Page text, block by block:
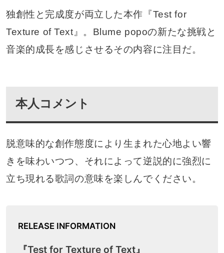
独創性と完成度が両立した本作『Test for
Texture of Text』。Blume popoの新たな挑戦と
音楽的成長を感じさせるその内容に注目だ。
本人コメント
脱意味的な創作態度により生まれた心地よい響
きを味わいつつ、それによって逆説的に強烈に
立ち現れる歌詞の意味を楽しんでください。
RELEASE INFORMATION
『Test for Texture of Text』